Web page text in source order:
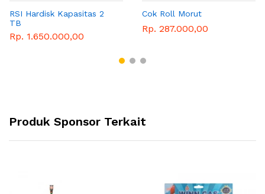
RSI Hardisk Kapasitas 2
TB
Rp. 1.650.000,00
Cok Roll Morut
Rp. 287.000,00
Produk Sponsor Terkait